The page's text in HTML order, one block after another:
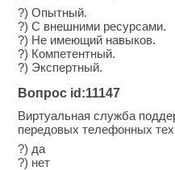
?) Опытный.
?) С внешними ресурсами.
?) Не имеющий навыков.
?) Компетентный.
?) Экспертный.
Вопрос id:11147
Виртуальная служба
передовых телефонных
?) да
?) нет